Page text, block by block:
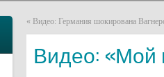
« Видео: Германия шокирована
Видео: «Мой